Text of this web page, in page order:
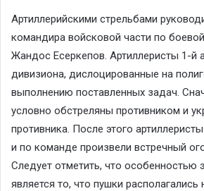
Артиллерийскими стрельбами
командира войсковой части по
Жандос Есеркепов. Артиллеристы 1-й
дивизиона, дислоцированные на
выполнению поставленных задач.
условно обстреляны противником и
противника. После этого
и по команде произвели встречный
Следует отметить, что особенностью
является то, что пушки располагались